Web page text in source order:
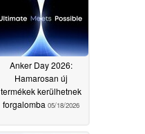
Anker Day 2026:
Hamarosan új
termékek kerülhetnek
forgalomba 05/18/2026